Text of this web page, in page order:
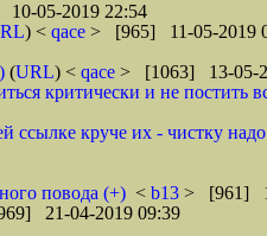
05-2019 22:54
) < qace > [965] 11-05-2019
(URL) < qace > [1063] 13-05-
критически и не постить
круче их - чистку
повода (+) < b13 > [961]
21-04-2019 09:39